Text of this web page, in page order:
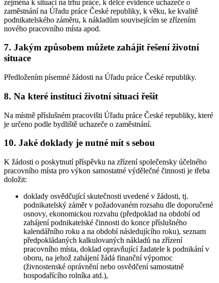
zejména k situaci na trhu práce, k délce evidence uchazeče o
zaměstnání na Úřadu práce České republiky, k věku, ke kvalitě
podnikatelského záměru, k nákladům souvisejícím se zřízením
nového pracovního místa apod.
7. Jakým způsobem můžete zahájit řešení životní
situace
Předložením písemné žádosti na Úřadu práce České republiky.
8. Na které instituci životní situaci řešit
Na místně příslušném pracovišti Úřadu práce České republiky, které
je určeno podle bydliště uchazeče o zaměstnání.
10. Jaké doklady je nutné mít s sebou
K žádosti o poskytnutí příspěvku na zřízení společensky účelného
pracovního místa pro výkon samostatné výdělečné činnosti je třeba
doložit:
doklady osvědčující skutečnosti uvedené v žádosti, tj.
podnikatelský záměr v požadovaném rozsahu dle doporučené
osnovy, ekonomickou rozvahu (předpoklad na období od
zahájení podnikatelské činnosti do konce příslušného
kalendářního roku a na období následujícího roku), seznam
předpokládaných kalkulovaných nákladů na zřízení
pracovního místa, doklad opravňující žadatele k podnikání v
oboru, na jehož zahájení žádá finanční výpomoc
(živnostenské oprávnění nebo osvědčení samostatně
hospodařícího rolníka atd.),